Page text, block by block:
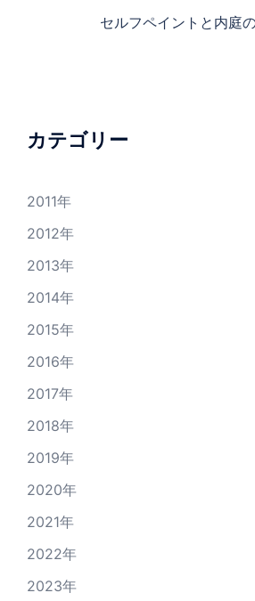
セルフペイントと内庭
カテゴリー
2011年
2012年
2013年
2014年
2015年
2016年
2017年
2018年
2019年
2020年
2021年
2022年
2023年